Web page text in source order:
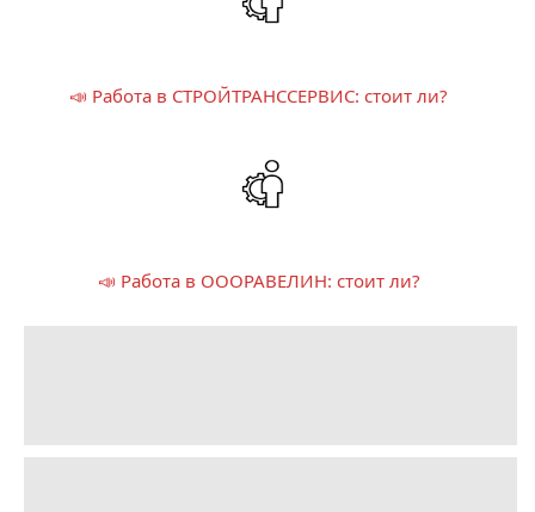
📣 Работа в СТРОЙТРАНССЕРВИС: стоит ли?
📣 Работа в ОООРАВЕЛИН: стоит ли?